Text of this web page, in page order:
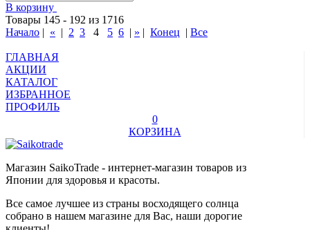
В корзину
Товары 145 - 192 из 1716
Начало | « | 2 3 4 5 6 | » | Конец | Все
ГЛАВНАЯ
АКЦИИ
КАТАЛОГ
ИЗБРАННОЕ
ПРОФИЛЬ
0
КОРЗИНА
Магазин SaikoTrade - интернет-магазин товаров из
Японии для здоровья и красоты.
Все самое лучшее из страны восходящего солнца
собрано в нашем магазине для Вас, наши дорогие